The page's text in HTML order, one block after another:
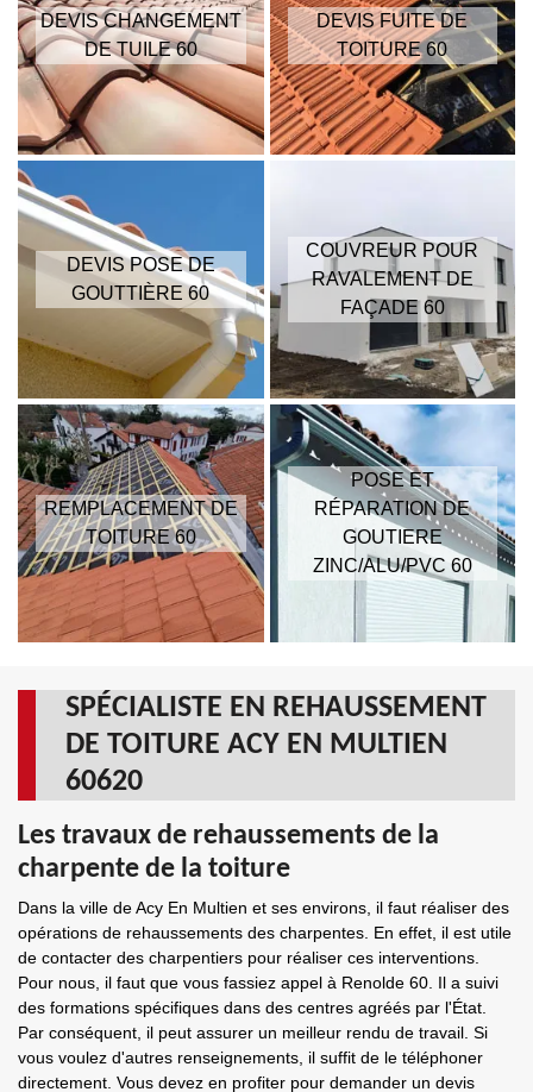
DEVIS CHANGEMENT
DE TUILE 60
DEVIS FUITE DE
TOITURE 60
DEVIS POSE DE
GOUTTIÈRE 60
COUVREUR POUR
RAVALEMENT DE
FAÇADE 60
REMPLACEMENT DE
TOITURE 60
POSE ET
RÉPARATION DE
GOUTIERE
ZINC/ALU/PVC 60
SPÉCIALISTE EN REHAUSSEMENT
DE TOITURE ACY EN MULTIEN
60620
Les travaux de rehaussements de la
charpente de la toiture
Dans la ville de Acy En Multien et ses environs, il faut réaliser des
opérations de rehaussements des charpentes. En effet, il est utile
de contacter des charpentiers pour réaliser ces interventions.
Pour nous, il faut que vous fassiez appel à Renolde 60. Il a suivi
des formations spécifiques dans des centres agréés par l'État.
Par conséquent, il peut assurer un meilleur rendu de travail. Si
vous voulez d'autres renseignements, il suffit de le téléphoner
directement. Vous devez en profiter pour demander un devis